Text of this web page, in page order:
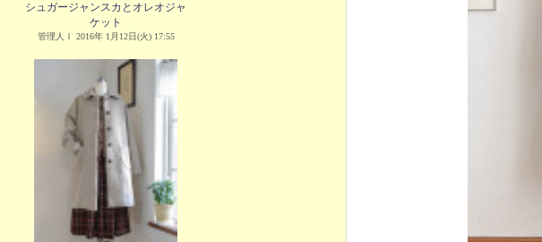
シュガージャンスカとオレオジャ
ケット
管理人Ｉ 2016年 1月12日(火) 17:55